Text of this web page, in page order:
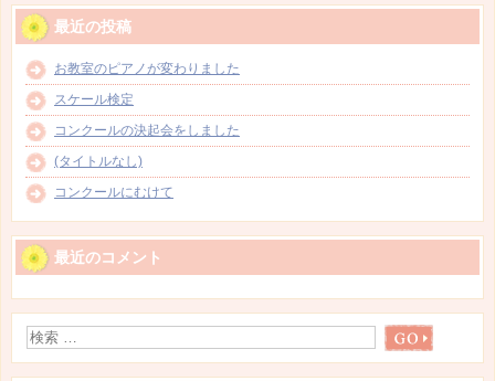
最近の投稿
お教室のピアノが変わりました
スケール検定
コンクールの決起会をしました
(タイトルなし)
コンクールにむけて
最近のコメント